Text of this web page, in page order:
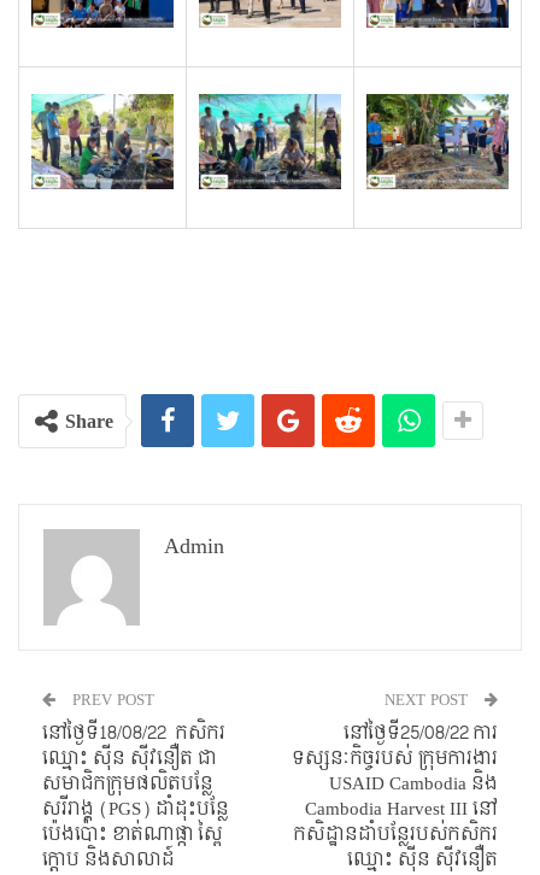
Share
Admin
PREV POST
នៅថ្ងៃទី18/08/22 កសិករ
ឈ្មោះ សុីន សុីវនឿត ជា
សមាជិកក្រុមផលិតបន្លែ
សរីរាង្គ (PGS) ដាំដុះបន្លែ
ប៉េងប៉ោះ ខាត់ណាផ្កា ស្ពៃ
ក្ដោប និងសាលាដ៍
NEXT POST
នៅថ្ងៃទី25/08/22 ការ
ទស្សនៈកិច្ចរបស់ ក្រុមការងារ
USAID Cambodia និង
Cambodia Harvest III នៅ
កសិដ្ឋានដាំបន្លែរបស់កសិករ
ឈ្មោះ សុីន សុីវនឿត